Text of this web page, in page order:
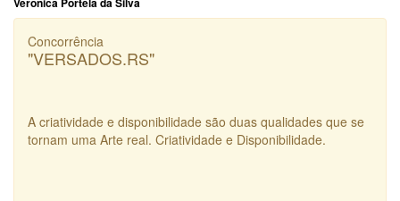
Concorrência
"VERSADOS.RS"
A criatividade e disponibilidade são duas qualidades que se
tornam uma Arte real. Criatividade e Disponibilidade.